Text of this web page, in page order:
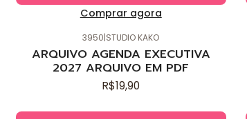
Comprar agora
3950|STUDIO KAKO
ARQUIVO AGENDA EXECUTIVA
2027 ARQUIVO EM PDF
R$19,90